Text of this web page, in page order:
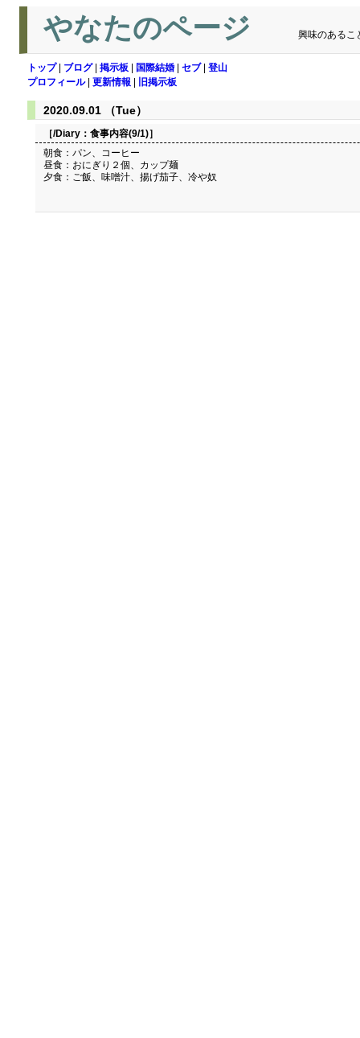
やなたのページ 興味のあるこ
トップ| ブログ| 掲示板 国際結婚 セブ| 登山
プロフィール| 更新情報 旧掲示板
2020.09.01 （Tue）
［/Diary： 食事内容(9/1)］
朝食：パン、コーヒー
昼食：おにぎり２個、カップ麺
夕食：ご飯、味噌汁、揚げ茄子、冷や奴